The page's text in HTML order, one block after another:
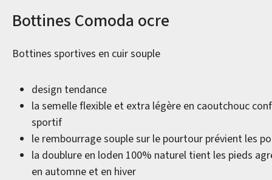
Informations sur le produit
Bottines Comoda ocre
Bottines sportives en cuir souple
design tendance
la semelle flexible et extra légère en caoutchouc
sportif
le rembourrage souple sur le pourtour prévient les
la doublure en loden 100% naturel tient les pieds
en automne et en hiver